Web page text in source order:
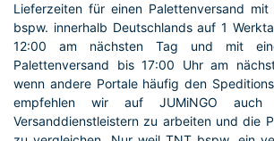
Lieferzeiten für einen Palettenversand
bspw. innerhalb Deutschlands auf 1
12:00 am nächsten Tag und mit
Palettenversand bis 17:00 Uhr am
wenn andere Portale häufig den
empfehlen wir auf JUMiNGO auch
Versanddienstleistern zu arbeiten und die